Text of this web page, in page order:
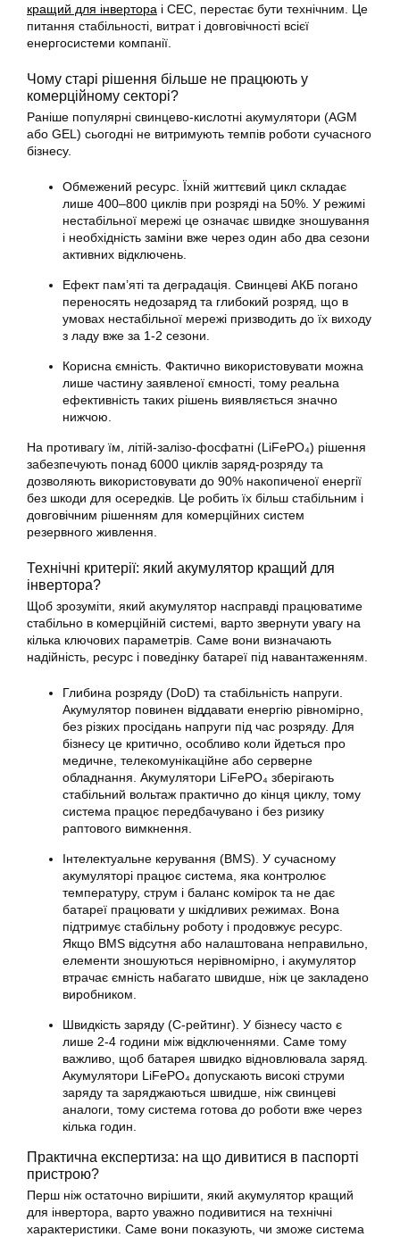
кращий для інвертора і СЕС, перестає бути технічним. Це
питання стабільності, витрат і довговічності всієї
енергосистеми компанії.
Чому старі рішення більше не працюють у
комерційному секторі?
Раніше популярні свинцево-кислотні акумулятори (AGM
або GEL) сьогодні не витримують темпів роботи сучасного
бізнесу.
Обмежений ресурс. Їхній життєвий цикл складає
лише 400–800 циклів при розряді на 50%. У режимі
нестабільної мережі це означає швидке зношування
і необхідність заміни вже через один або два сезони
активних відключень.
Ефект пам’яті та деградація. Свинцеві АКБ погано
переносять недозаряд та глибокий розряд, що в
умовах нестабільної мережі призводить до їх виходу
з ладу вже за 1-2 сезони.
Корисна ємність. Фактично використовувати можна
лише частину заявленої ємності, тому реальна
ефективність таких рішень виявляється значно
нижчою.
На противагу їм, літій-залізо-фосфатні (LiFePO₄) рішення
забезпечують понад 6000 циклів заряд-розряду та
дозволяють використовувати до 90% накопиченої енергії
без шкоди для осередків. Це робить їх більш стабільним і
довговічним рішенням для комерційних систем
резервного живлення.
Технічні критерії: який акумулятор кращий для
інвертора?
Щоб зрозуміти, який акумулятор насправді працюватиме
стабільно в комерційній системі, варто звернути увагу на
кілька ключових параметрів. Саме вони визначають
надійність, ресурс і поведінку батареї під навантаженням.
Глибина розряду (DoD) та стабільність напруги.
Акумулятор повинен віддавати енергію рівномірно,
без різких просідань напруги під час розряду. Для
бізнесу це критично, особливо коли йдеться про
медичне, телекомунікаційне або серверне
обладнання. Акумулятори LiFePO₄ зберігають
стабільний вольтаж практично до кінця циклу, тому
система працює передбачувано і без ризику
раптового вимкнення.
Інтелектуальне керування (BMS). У сучасному
акумуляторі працює система, яка контролює
температуру, струм і баланс комірок та не дає
батареї працювати у шкідливих режимах. Вона
підтримує стабільну роботу і продовжує ресурс.
Якщо BMS відсутня або налаштована неправильно,
елементи зношуються нерівномірно, і акумулятор
втрачає ємність набагато швидше, ніж це закладено
виробником.
Швидкість заряду (С-рейтинг). У бізнесу часто є
лише 2-4 години між відключеннями. Саме тому
важливо, щоб батарея швидко відновлювала заряд.
Акумулятори LiFePO₄ допускають високі струми
заряду та заряджаються швидше, ніж свинцеві
аналоги, тому система готова до роботи вже через
кілька годин.
Практична експертиза: на що дивитися в паспорті
пристрою?
Перш ніж остаточно вирішити, який акумулятор кращий
для інвертора, варто уважно подивитися на технічні
характеристики. Саме вони показують, чи зможе система